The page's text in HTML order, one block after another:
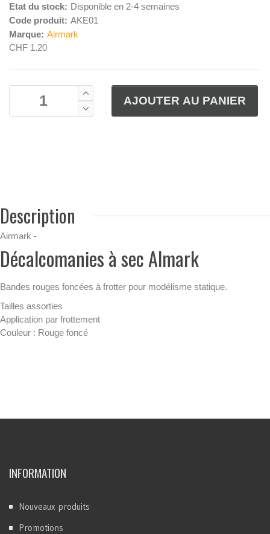
Etat du stock: Disponible en 2-4 semaines
Code produit: AKE01
Marque: Airmark
CHF 1.20
Description
Airmark -
Décalcomanies à sec Almark
Bandes rouges foncées à frotter pour modélisme statique.
Tailles assorties
Application par frottement
Couleur : Rouge foncé
INFORMATION
Nouveaux produits
Promotions